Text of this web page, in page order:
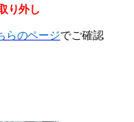
り外し
らのページでご確認